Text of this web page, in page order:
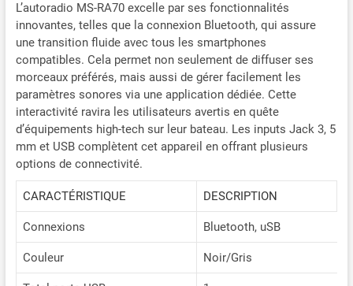
L’autoradio MS-RA70 excelle par ses fonctionnalités
innovantes, telles que la connexion Bluetooth, qui assure
une transition fluide avec tous les smartphones
compatibles. Cela permet non seulement de diffuser ses
morceaux préférés, mais aussi de gérer facilement les
paramètres sonores via une application dédiée. Cette
interactivité ravira les utilisateurs avertis en quête
d’équipements high-tech sur leur bateau. Les inputs Jack 3, 5
mm et USB complètent cet appareil en offrant plusieurs
options de connectivité.
CARACTÉRISTIQUE DESCRIPTION
Connexions Bluetooth, uSB
Couleur Noir/Gris